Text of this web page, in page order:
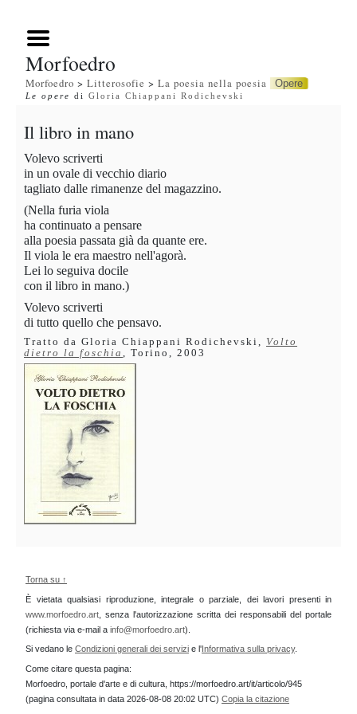
Morfoedro
Morfoedro > Litterosofie > La poesia nella poesia Opere
Le opere di Gloria Chiappani Rodichevski
Il libro in mano
Volevo scriverti
in un ovale di vecchio diario
tagliato dalle rimanenze del magazzino.
(Nella furia viola
ha continuato a pensare
alla poesia passata già da quante ere.
Il viola le era maestro nell'agorà.
Lei lo seguiva docile
con il libro in mano.)
Volevo scriverti
di tutto quello che pensavo.
Tratto da Gloria Chiappani Rodichevski, Volto
dietro la foschia
, Torino, 2003
Torna su ↑
È vietata qualsiasi riproduzione, integrale o parziale, dei lavori presenti in
www.morfoedro.art , senza l'autorizzazione scritta dei responsabili del portale
(richiesta via e-mail a info@morfoedro.art).
Si vedano le Condizioni generali dei servizi e l' Informativa sulla privacy.
Come citare questa pagina:
Morfoedro, portale d'arte e di cultura, https://morfoedro.art/it/articolo/945
(pagina consultata in data 2026-08-08 20:02 UTC) Copia la citazione